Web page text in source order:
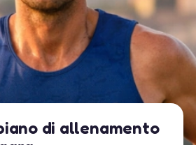
di allenamento